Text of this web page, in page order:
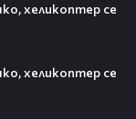
хеликоптер се
хеликоптер се